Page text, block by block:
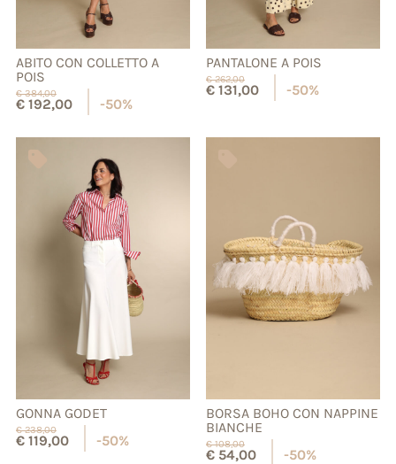
ABITO CON COLLETTO A
POIS
€384,00
€192,00 -50%
PANTALONE A POIS
€262,00
€131,00 -50%
GONNA GODET
€238,00
€119,00 -50%
BORSA BOHO CON NAPPINE
BIANCHE
€108,00
€54,00 -50%